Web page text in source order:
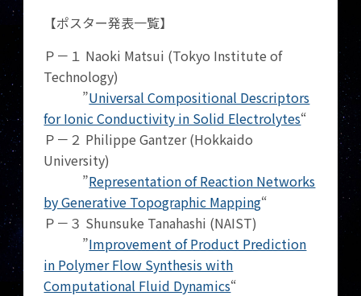
【ポスター発表一覧】
Ｐ－１ Naoki Matsui (Tokyo Institute of
Technology)
”Universal Compositional Descriptors
for Ionic Conductivity in Solid Electrolytes“
Ｐ－２ Philippe Gantzer (Hokkaido
University)
”Representation of Reaction Networks
by Generative Topographic Mapping“
Ｐ－３ Shunsuke Tanahashi (NAIST)
”Improvement of Product Prediction
in Polymer Flow Synthesis with
Computational Fluid Dynamics“